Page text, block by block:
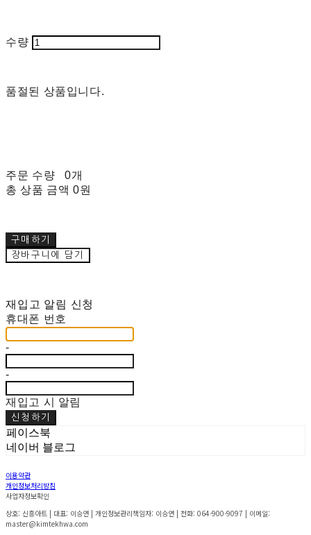
수량
품절된 상품입니다.
주문 수량
0개
총 상품 금액 0원
구매하기
장바구니에 담기
재입고 알림 신청
휴대폰 번호
-
-
재입고 시 알림
신청하기
페이스북
네이버 블로그
이용약관
개인정보처리방침
사업자정보확인
상호: 신흥아트 | 대표: 이승연 | 개인정보관리책임자: 이승연 | 전화: 064-900-9097 | 이메일:
master@kimtekhwa.com